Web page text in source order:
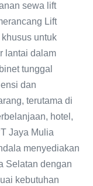
sewa lift
Lift
untuk
lantai dalam
tunggal
dan
terutama di
hotel,
Jaya Mulia
menyediakan
Selatan dengan
kebutuhan